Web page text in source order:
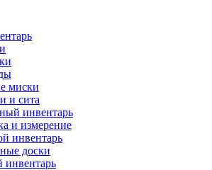
миски
и сита
инвентарь
и измерение
инвентарь
доски